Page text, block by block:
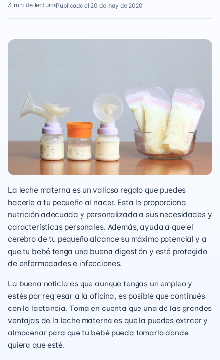
3 min de lectura Publicado el 20 de may de 2020
La leche materna es un valioso regalo que puedes
hacerle a tu pequeño al nacer. Esta le proporciona
nutrición adecuada y personalizada a sus necesidades y
características personales. Además, ayuda a que el
cerebro de tu pequeño alcance su máximo potencial y a
que tu bebé tenga una buena digestión y esté protegido
de enfermedades e infecciones.
La buena noticia es que aunque tengas un empleo y
estés por regresar a la oficina, es posible que continués
con la lactancia. Toma en cuenta que una de las grandes
ventajas de la leche materna es que la puedes extraer y
almacenar para que tu bebé pueda tomarla donde
quiera que esté.